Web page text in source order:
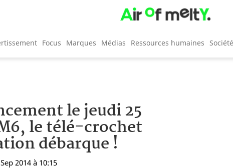
Focus Marques Médias Ressources humaines
le jeudi 25
le télé-crochet
débarque !
2014 à 10:15